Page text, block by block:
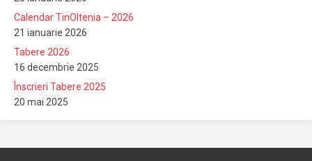
Calendar TinOltenia – 2026
21 ianuarie 2026
Tabere 2026
16 decembrie 2025
Înscrieri Tabere 2025
20 mai 2025